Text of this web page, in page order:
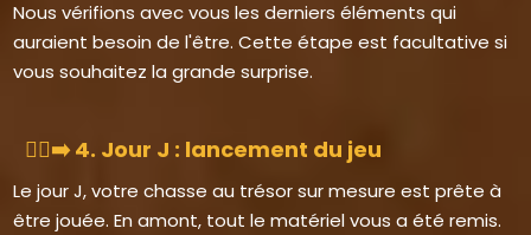
Nous vérifions avec vous les derniers éléments qui
auraient besoin de l'être. Cette étape est facultative si
vous souhaitez la grande surprise.
🏃‍♀️‍➡️ 4. Jour J : lancement du jeu
Le jour J, votre chasse au trésor sur mesure est prête à
être jouée. En amont, tout le matériel vous a été remis.